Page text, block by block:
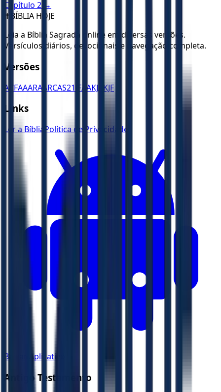
Capítulo 2 →
✝️ BÍBLIA HOJE
Leia a Bíblia Sagrada online em diversas versões.
Versículos diários, devocionais e navegação completa.
Versões
ACFAAARA ARCAS21 JFAAKJA KJF
Links
Ler a Bíblia Política de Privacidade
Baixar Aplicativo
Antigo Testamento